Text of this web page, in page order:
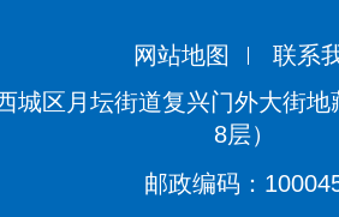
网站地图
联系
城区月坛街道复兴门外大街
8层）
邮政编码：